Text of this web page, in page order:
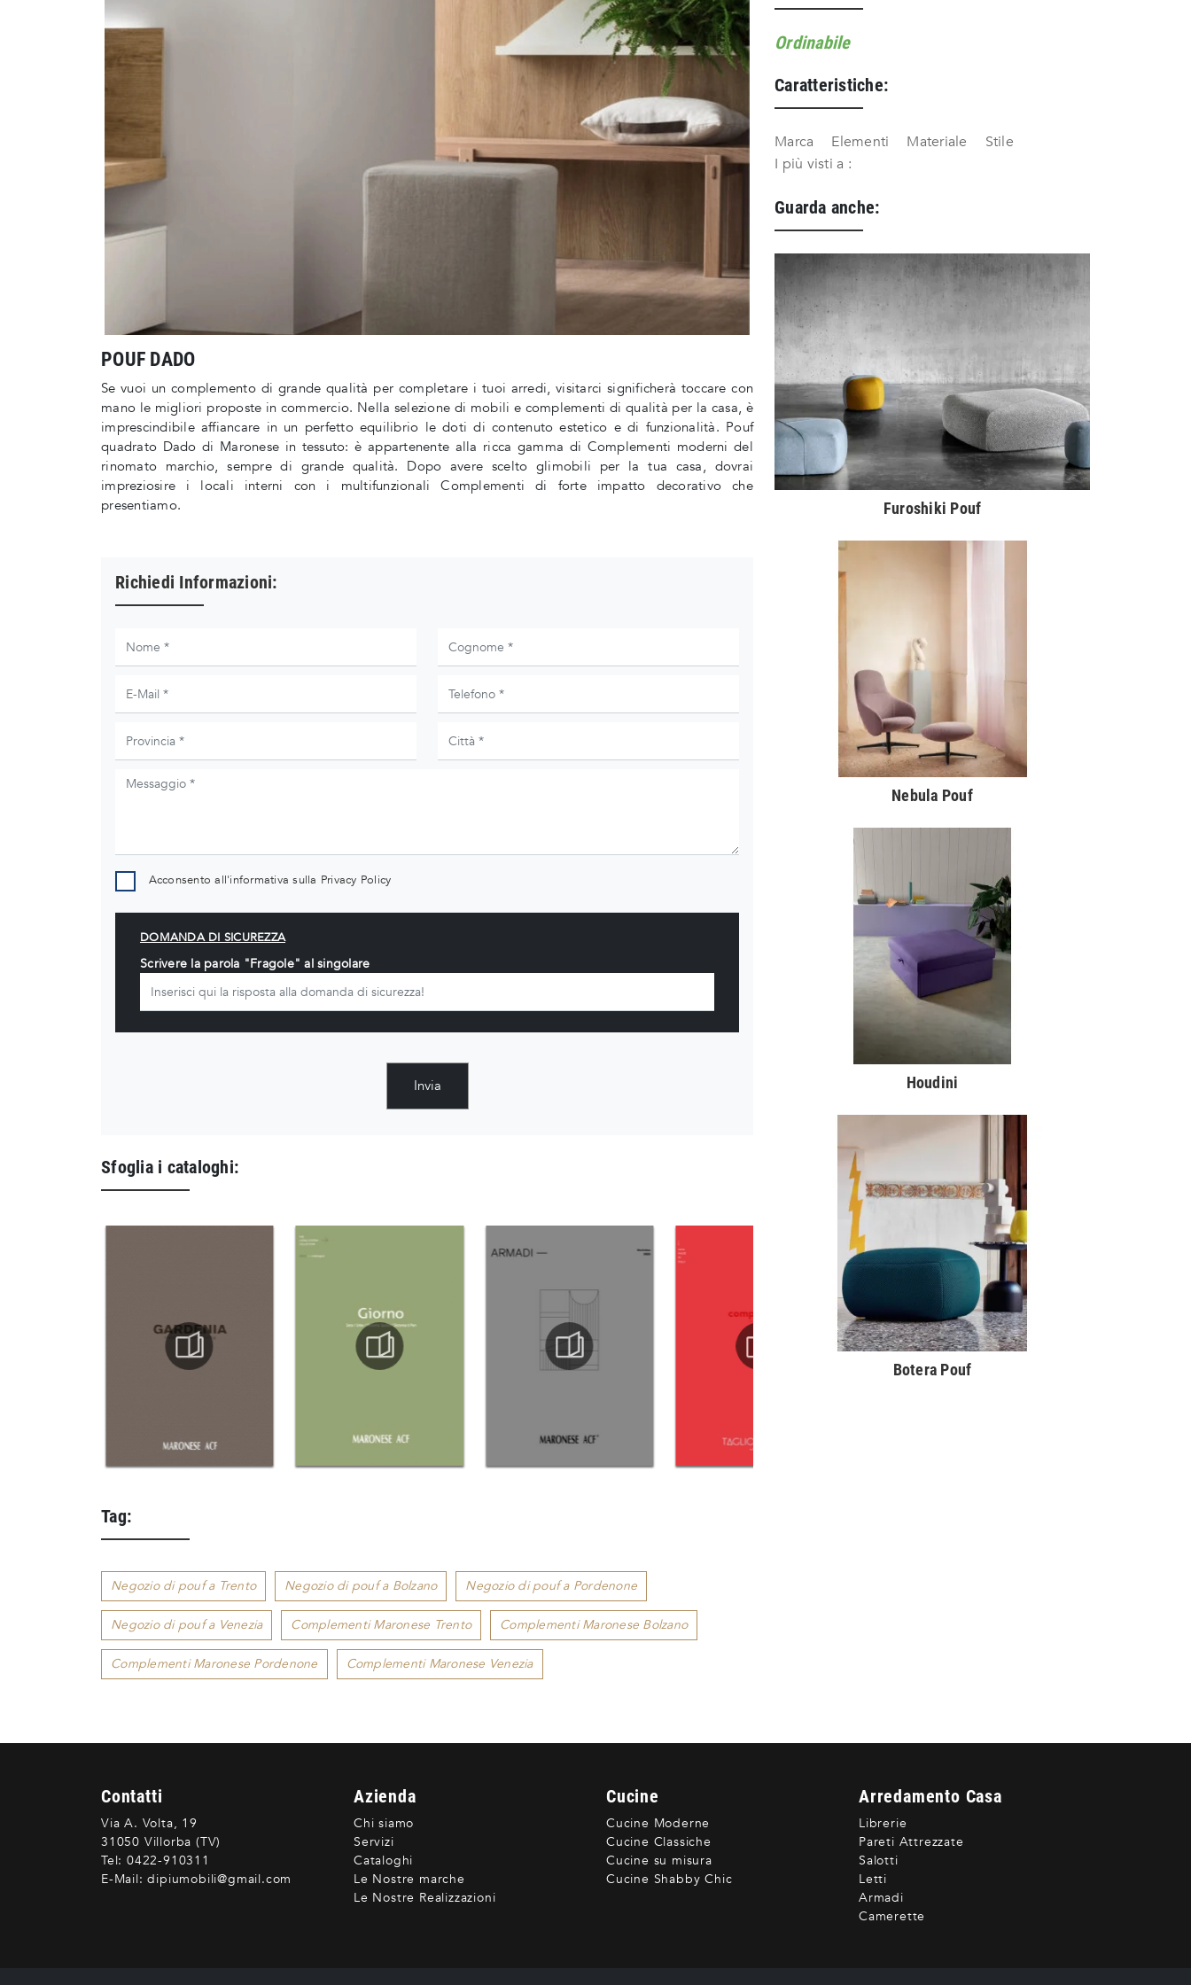
POUF DADO
Se vuoi un complemento di grande qualità per completare i tuoi arredi, visitarci significherà toccare con
mano le migliori proposte in commercio. Nella selezione di mobili e complementi di qualità per la casa, è
imprescindibile affiancare in un perfetto equilibrio le doti di contenuto estetico e di funzionalità. Pouf
quadrato Dado di Maronese in tessuto: è appartenente alla ricca gamma di Complementi moderni del
rinomato marchio, sempre di grande qualità. Dopo avere scelto glimobili per la tua casa, dovrai
impreziosire i locali interni con i multifunzionali Complementi di forte impatto decorativo che
presentiamo.
Richiedi Informazioni:
Acconsento all'informativa sulla Privacy Policy
DOMANDA DI SICUREZZA
Scrivere la parola "Fragole" al singolare
Invia
Sfoglia i cataloghi:
Tag:
Negozio di pouf a Trento Negozio di pouf a Bolzano Negozio di pouf a Pordenone
Negozio di pouf a Venezia Complementi Maronese Trento Complementi Maronese Bolzano
Complementi Maronese Pordenone Complementi Maronese Venezia
Ordinabile
Caratteristiche:
Marca Elementi Materiale
Stile
I più visti a :
Guarda anche:
Furoshiki Pouf
Nebula Pouf
Houdini
Botera Pouf
Contatti
Via A. Volta, 19
31050 Villorba (TV)
Tel: 0422-910311
E-Mail: dipiumobili@gmail.com
Azienda
Chi siamo
Servizi
Cataloghi
Le Nostre marche
Le Nostre Realizzazioni
Cucine
Cucine Moderne
Cucine Classiche
Cucine su misura
Cucine Shabby Chic
Arredamento Casa
Librerie
Pareti Attrezzate
Salotti
Letti
Armadi
Camerette